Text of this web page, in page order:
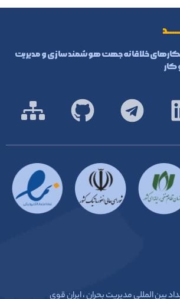
خلاقانه جهت هوشمند سازی و مدیریت
بین المللی مدیریت بحران ، ایران قوی